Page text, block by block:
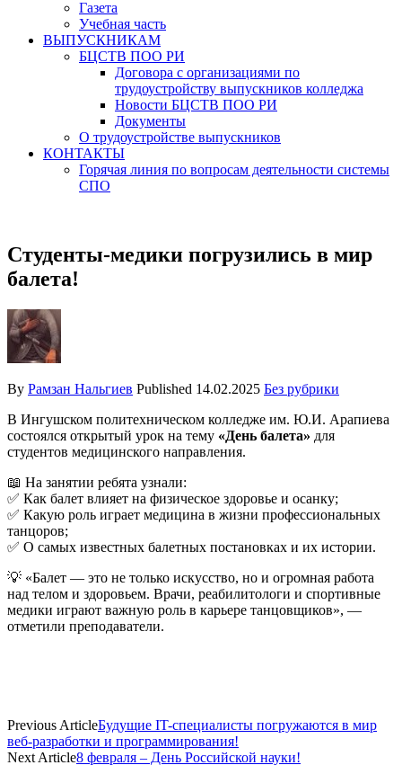
Газета
Учебная часть
ВЫПУСКНИКАМ
БЦСТВ ПОО РИ
Договора с организациями по
трудоустройству выпускников колледжа
Новости БЦСТВ ПОО РИ
Документы
О трудоустройстве выпускников
КОНТАКТЫ
Горячая линия по вопросам деятельности системы
СПО
Студенты-медики погрузились в мир
балета!
By Рамзан Нальгиев Published 14.02.2025 Без рубрики
В Ингушском политехническом колледже им. Ю.И. Арапиева
состоялся открытый урок на тему «День балета» для
студентов медицинского направления.
📖 На занятии ребята узнали:
✅ Как балет влияет на физическое здоровье и осанку;
✅ Какую роль играет медицина в жизни профессиональных
танцоров;
✅ О самых известных балетных постановках и их истории.
💡 «Балет — это не только искусство, но и огромная работа
над телом и здоровьем. Врачи, реабилитологи и спортивные
медики играют важную роль в карьере танцовщиков», —
отметили преподаватели.
Previous ArticleБудущие IT-специалисты погружаются в мир
веб-разработки и программирования!
Next Article8 февраля – День Российской науки!